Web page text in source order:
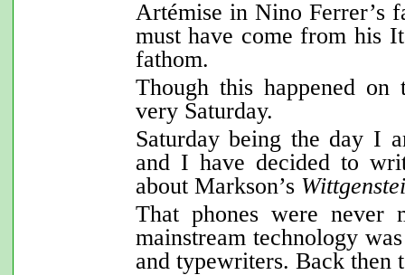
Artémise in Nino Ferrer’s
must have come from his
fathom.
Though this happened
very Saturday.
Saturday being the day I
and I have decided to
about Markson’s
That phones were never
mainstream technology
and typewriters. Back then